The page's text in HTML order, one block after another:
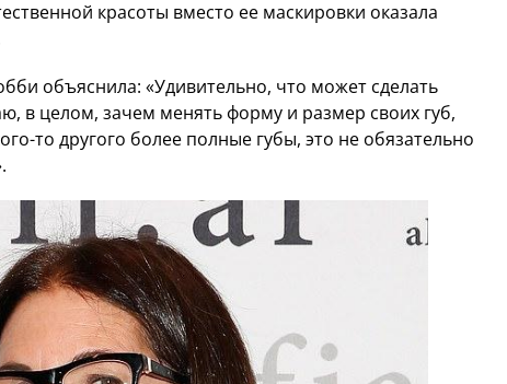
красоты вместо ее маскировки оказала
объяснила: «Удивительно, что может сделать
в целом, зачем менять форму и размер своих губ,
то другого более полные губы, это не обязательно